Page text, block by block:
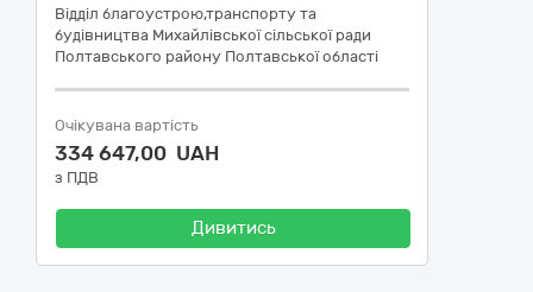
Відділ благоустрою,транспорту та
будівництва Михайлівської сільської ради
Полтавського району Полтавської області
Очікувана вартість
334 647,00 UAH
з ПДВ
Дивитись